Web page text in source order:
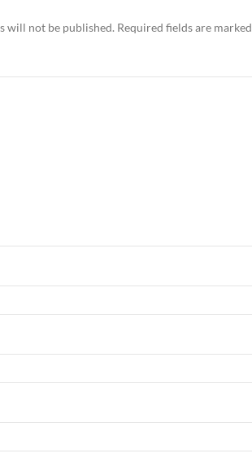
will not be published. Required fields are marked